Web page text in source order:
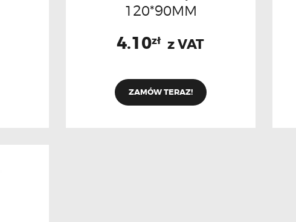
120*90MM
4.10zł z VAT
ZAMÓW TERAZ!